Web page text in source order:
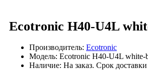
Ecotronic H40-U4L
Производитель: Ecotronic
Модель: Ecotronic H40-U4L white-
Наличие: На заказ. Срок